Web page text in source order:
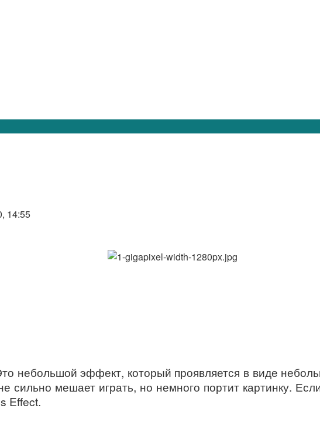
14:55
небольшой эффект, который проявляется в виде
сильно мешает играть, но немного портит картинку.
Effect.